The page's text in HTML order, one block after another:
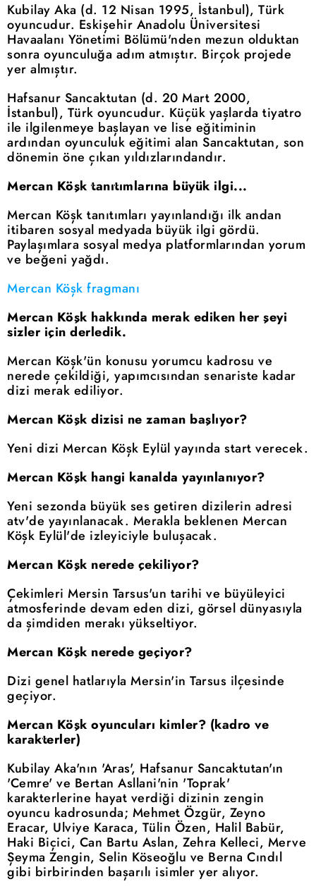
Kubilay Aka (d. 12 Nisan 1995, İstanbul), Türk
oyuncudur. Eskişehir Anadolu Üniversitesi
Havaalanı Yönetimi Bölümü'nden mezun olduktan
sonra oyunculuğa adım atmıştır. Birçok projede
yer almıştır.
Hafsanur Sancaktutan (d. 20 Mart 2000,
İstanbul), Türk oyuncudur. Küçük yaşlarda tiyatro
ile ilgilenmeye başlayan ve lise eğitiminin
ardından oyunculuk eğitimi alan Sancaktutan, son
dönemin öne çıkan yıldızlarındandır.
Mercan Köşk tanıtımlarına büyük ilgi...
Mercan Köşk tanıtımları yayınlandığı ilk andan
itibaren sosyal medyada büyük ilgi gördü.
Paylaşımlara sosyal medya platformlarından yorum
ve beğeni yağdı.
Mercan Köşk fragmanı
Mercan Köşk hakkında merak ediken her şeyi
sizler için derledik.
Mercan Köşk'ün konusu yorumcu kadrosu ve
nerede çekildiği, yapımcısından senariste kadar
dizi merak ediliyor.
Mercan Köşk dizisi ne zaman başlıyor?
Yeni dizi Mercan Köşk Eylül yayında start verecek.
Mercan Köşk hangi kanalda yayınlanıyor?
Yeni sezonda büyük ses getiren dizilerin adresi
atv'de yayınlanacak. Merakla beklenen Mercan
Köşk Eylül'de izleyiciyle buluşacak.
Mercan Köşk nerede çekiliyor?
Çekimleri Mersin Tarsus'un tarihi ve büyüleyici
atmosferinde devam eden dizi, görsel dünyasıyla
da şimdiden merakı yükseltiyor.
Mercan Köşk nerede geçiyor?
Dizi genel hatlarıyla Mersin'in Tarsus ilçesinde
geçiyor.
Mercan Köşk oyuncuları kimler? (kadro ve
karakterler)
Kubilay Aka'nın 'Aras', Hafsanur Sancaktutan'ın
'Cemre' ve Bertan Asllani'nin 'Toprak'
karakterlerine hayat verdiği dizinin zengin
oyuncu kadrosunda; Mehmet Özgür, Zeyno
Eracar, Ulviye Karaca, Tülin Özen, Halil Babür,
Haki Biçici, Can Bartu Aslan, Zehra Kelleci, Merve
Şeyma Zengin, Selin Köseoğlu ve Berna Cındıl
gibi birbirinden başarılı isimler yer alıyor.